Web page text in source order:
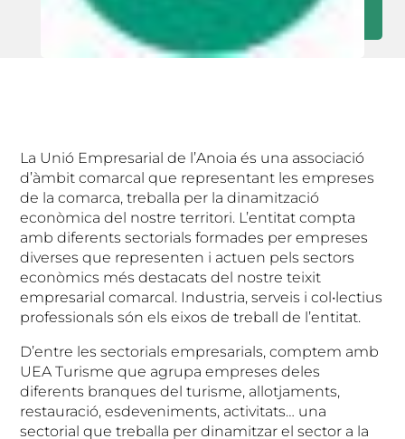
La Unió Empresarial de l’Anoia és una associació
d’àmbit comarcal que representant les empreses
de la comarca, treballa per la dinamització
econòmica del nostre territori. L’entitat compta
amb diferents sectorials formades per empreses
diverses que representen i actuen pels sectors
econòmics més destacats del nostre teixit
empresarial comarcal. Industria, serveis i col•lectius
professionals són els eixos de treball de l’entitat.
D’entre les sectorials empresarials, comptem amb
UEA Turisme que agrupa empreses deles
diferents branques del turisme, allotjaments,
restauració, esdeveniments, activitats… una
sectorial que treballa per dinamitzar el sector a la